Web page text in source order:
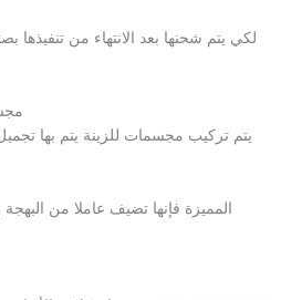
لكي يتم شحنها بعد الانتهاء من
يتم تركيب مجسمات للزينة يتم بها
المميزة فإنها تضيف عاملا من